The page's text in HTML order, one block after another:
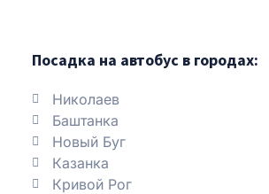
Посадка на автобус в городах:
Николаев
Баштанка
Новый Буг
Казанка
Кривой Рог